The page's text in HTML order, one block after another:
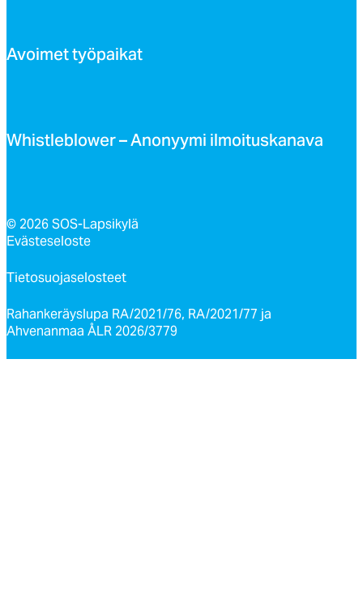
Avoi­met työ­pai­kat
Whist­leb­lo­wer – Ano­nyy­mi il­moi­tus­ka­na­va
© 2026 SOS-Lapsikylä
Evästeseloste
Tietosuojaselosteet
Rahankeräyslupa RA/2021/76, RA/2021/77 ja
Ahvenanmaa ÅLR 2026/3779